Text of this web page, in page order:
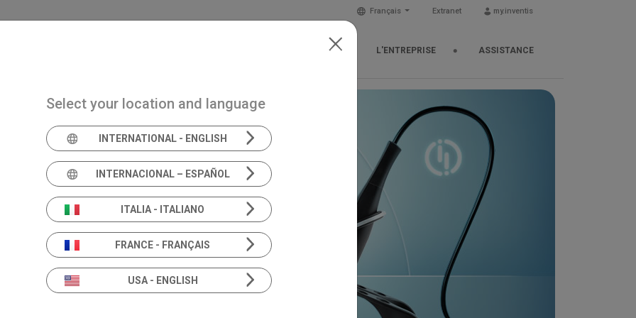
Français Extranet my.inventis
ACTUS L'ENTREPRISE ASSISTANCE
Select your location and language
INTERNATIONAL - ENGLISH
INTERNACIONAL – ESPAÑOL
ITALIA - ITALIANO
FRANCE - FRANÇAIS
USA - ENGLISH